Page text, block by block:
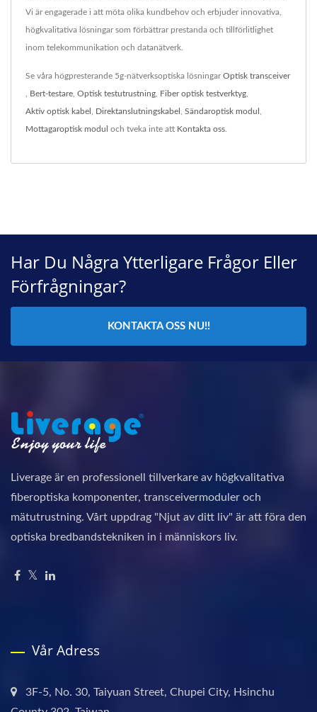
Vi är engagerade i att möta olika kundbehov och erbjuder innovativa,
högkvalitativa lösningar som förbättrar prestanda och tillförlitlighet
inom telekommunikation och datanätverk.
Se våra högpresterande 5g-nätverksoptiska lösningarOptisk transceiver
Bert-testare Optisk testutrustning Fiber optisk testverktyg
Aktiv optisk kabel Direktanslutningskabel Sändaroptisk modul
Mottagaroptisk modul och tveka inte att Kontakta oss
Har Du Några Ytterligare Frågor Eller
Förfrågningar?
KONTAKTA OSS NU!!
Liverage är en professionell tillverkare av högkvalitativa
fiberoptiska komponenter, transceivermoduler och
mätutrustning. Vårt uppdrag "Njut av ditt liv" är att föra den
optiska bredbandstekniken in i människors liv.
Vår Adress
3F-5, No. 30, Taiyuan Street, Chupei City, Hsinchu